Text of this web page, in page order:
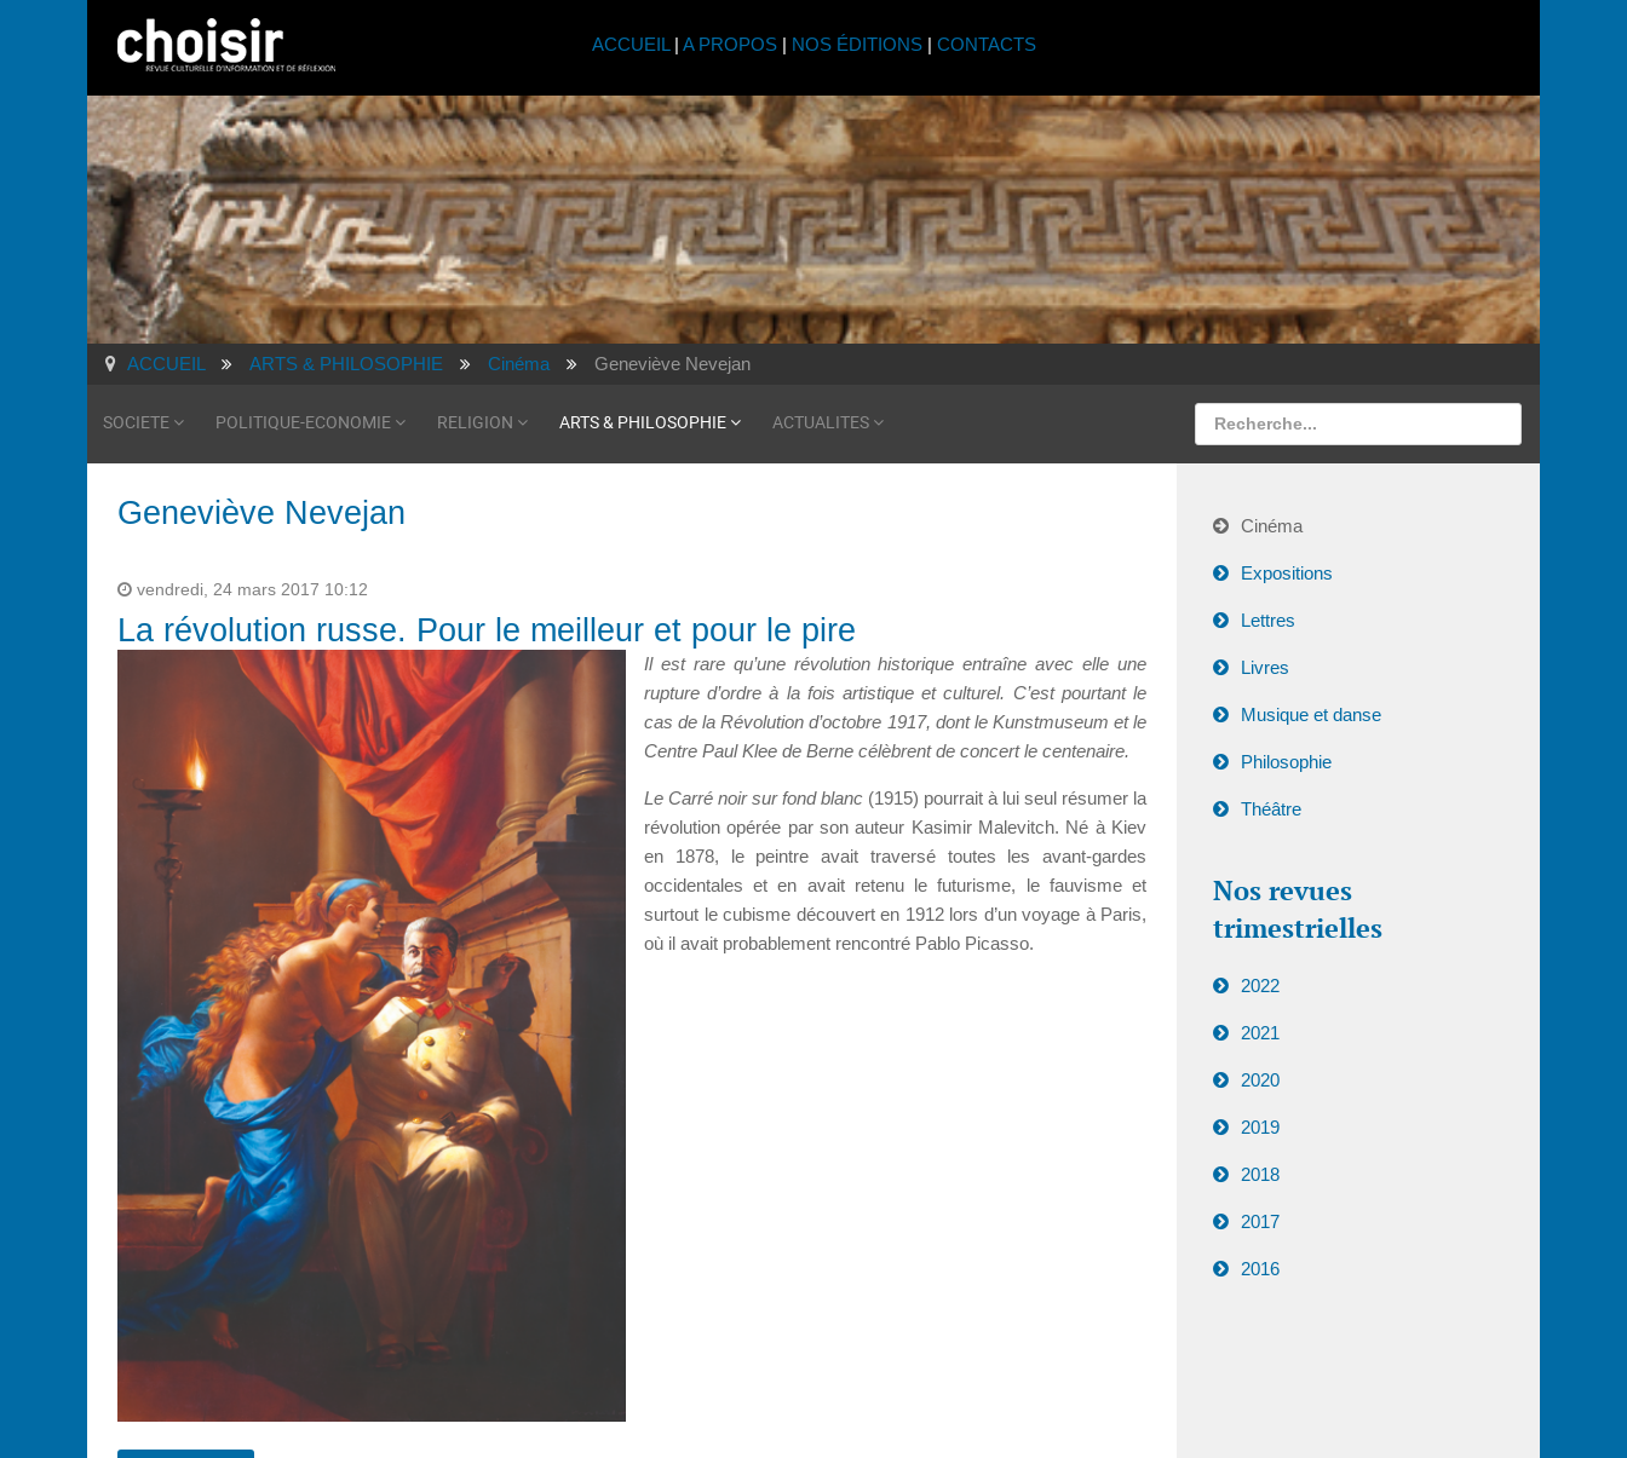
ACCUEIL | A PROPOS| NOS ÉDITIONS| CONTACTS
ACCUEIL ARTS & PHILOSOPHIE Cinéma Geneviève Nevejan
SOCIETE POLITIQUE-ECONOMIE RELIGION ARTS & PHILOSOPHIE ACTUALITES
Geneviève Nevejan
vendredi, 24 mars 2017 10:12
La révolution russe. Pour le meilleur et pour le pire
Il est rare qu’une révolution historique entraîne avec elle une
rupture d’ordre à la fois artistique et culturel. C’est pourtant le
cas de la Révolution d’octobre 1917, dont le Kunstmuseum et le
Centre Paul Klee de Berne célèbrent de concert le centenaire.
Le Carré noir sur fond blanc (1915) pourrait à lui seul résumer la
révolution opérée par son auteur Kasimir Malevitch. Né à Kiev
en 1878, le peintre avait traversé toutes les avant-gardes
occidentales et en avait retenu le futurisme, le fauvisme et
surtout le cubisme découvert en 1912 lors d’un voyage à Paris,
où il avait probablement rencontré Pablo Picasso.
Cinéma
Expositions
Lettres
Livres
Musique et danse
Philosophie
Théâtre
Nos revues
trimestrielles
2022
2021
2020
2019
2018
2017
2016